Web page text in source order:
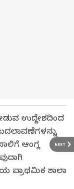
NEXT
ಉದ್ದೇಶದಿಂದ
ಬದಲಾವಣೆಗಳನ್ನು
ಆಂಗ್ಲ
ಪ್ರಾಥಮಿಕ ಶಾಲಾ